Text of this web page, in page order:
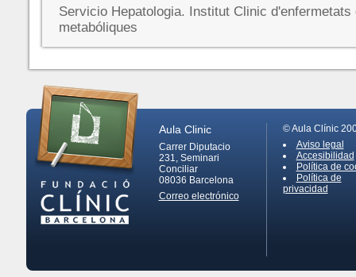
Servicio Hepatologia. Institut Clinic
metabóliques
Aula Clinic
Carrer Diputacio
231, Seminari
Conciliar
08036 Barcelona
Correo electrónico
© Aula Clínic
Aviso legal
Accesibilidad
Política de
Política de
privacidad